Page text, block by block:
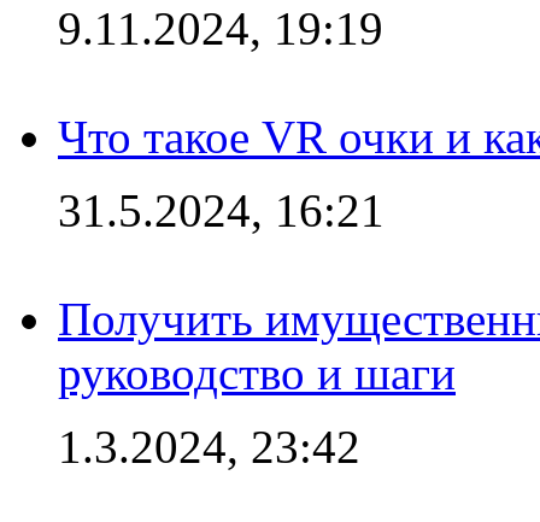
9.11.2024, 19:19
Что такое VR очки и
31.5.2024, 16:21
Получить
руководство и шаги
1.3.2024, 23:42